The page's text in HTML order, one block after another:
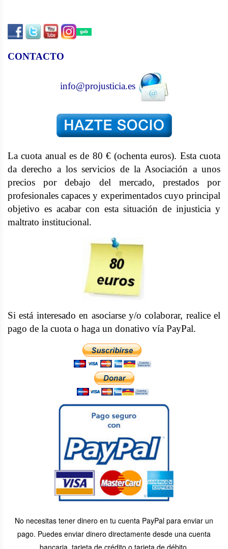
CONTACTO
info@projusticia.es
La cuota anual es de 80 € (ochenta euros). Esta cuota
da derecho a los servicios de la Asociación a unos
precios por debajo del mercado, prestados por
profesionales capaces y experimentados cuyo principal
objetivo es acabar con esta situación de injusticia y
maltrato institucional.
Si está interesado en asociarse y/o colaborar, realice el
pago de la cuota o haga un donativo vía PayPal.
No necesitas tener dinero en tu cuenta PayPal para enviar un
pago. Puedes enviar dinero directamente desde una cuenta
bancaria, tarjeta de crédito o tarjeta de débito.